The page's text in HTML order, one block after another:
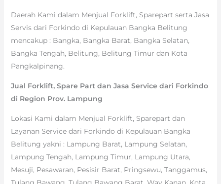
Daerah Kami dalam Menjual Forklift, Sparepart serta Jasa
Servis dari Forkindo di Kepulauan Bangka Belitung
mencakup : Bangka, Bangka Barat, Bangka Selatan,
Bangka Tengah, Belitung, Belitung Timur dan Kota
Pangkalpinang.
Jual Forklift, Spare Part dan Jasa Service dari Forkindo
di Region Prov. Lampung
Lokasi Kami dalam Menjual Forklift, Sparepart dan
Layanan Service dari Forkindo di Kepulauan Bangka
Belitung yakni : Lampung Barat, Lampung Selatan,
Lampung Tengah, Lampung Timur, Lampung Utara,
Mesuji, Pesawaran, Pesisir Barat, Pringsewu, Tanggamus,